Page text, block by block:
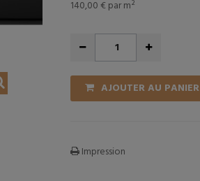
140,00 € par m²
AJOUTER AU PANIER
Impression
AJOUTER AU PANIER